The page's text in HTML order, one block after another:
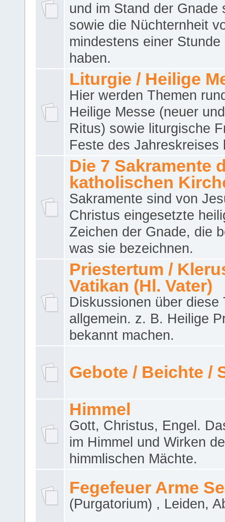
und im Stand der Gnade
sowie die Nüchternheit
mindestens einer Stunde
haben.
Liturgie / Heilige
Hier werden Themen
Heilige Messe (neuer
Ritus) sowie liturgische
Feste des Jahreskreises
Die 7 Sakramente
katholischen
Sakramente sind von
Christus eingesetzte
Zeichen der Gnade, die
was sie bezeichnen.
Priestertum /
Vatikan (Hl. Vater)
Diskussionen über diese
allgemein. z. B. Heilige
bekannt machen.
Gebote / Beichte /
Himmel
Gott, Christus, Engel.
im Himmel und Wirken
himmlischen Mächte.
Fegefeuer Arme
(Purgatorium) , Leiden,